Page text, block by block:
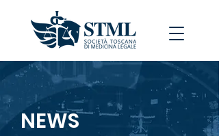
NEWS